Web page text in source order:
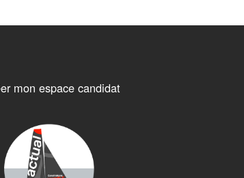
mon espace candidat